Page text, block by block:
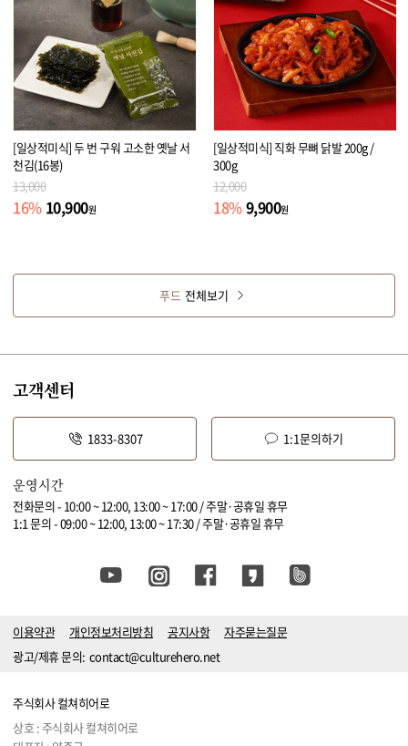
[일상적미식] 두 번 구워 고소한 옛날 서
천김(16봉)
13,000
16% 10,900원
[일상적미식] 직화 무뼈 닭발 200g /
300g
12,000
18%9,900원
푸드 전체보기
고객센터
1833-8307 1:1문의하기
운영시간
전화문의 - 10:00 ~ 12:00, 13:00 ~ 17:00 / 주말·공휴일 휴무
1:1 문의 - 09:00 ~ 12:00, 13:00 ~ 17:30 / 주말·공휴일 휴무
이용약관 개인정보처리방침 공지사항
자주묻는질문
광고/제휴 문의: contact@culturehero.net
주식회사 컬쳐히어로
상호 : 주식회사 컬쳐히어로